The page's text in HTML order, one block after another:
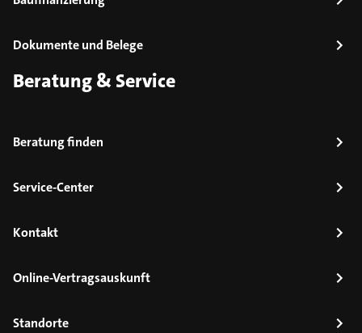
Dokumente und Belege
Beratung & Service
Beratung finden
Service-Center
Kontakt
Online-Vertragsauskunft
Standorte